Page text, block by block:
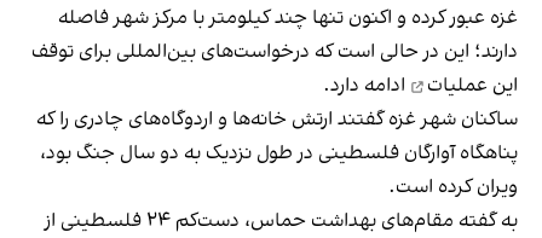
غزه عبور کرده و اکنون تنها چند کیلومتر با مرکز شهر فاصله
دارند؛ این در حالی است که درخواست‌های بین‌المللی برای توقف
این عملیات
ادامه دارد.
ساکنان شهر غزه گفتند ارتش خانه‌ها و اردوگاه‌های چادری را که
پناهگاه آوارگان فلسطینی در طول نزدیک به دو سال جنگ بود،
ویران کرده است.
به گفته مقام‌های بهداشت حماس، دست‌کم ۲۴ فلسطینی از